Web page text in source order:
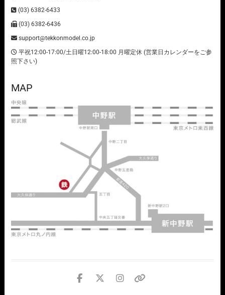
(03) 6382-6433
(03) 6382-6436
support@tekkonmodel.co.jp
平祝12:00-17:00/土日曜12:00-18:00 月曜定休 (営業日カレンダーをご参
照下さい)
MAP
facebook
twitter
instagram